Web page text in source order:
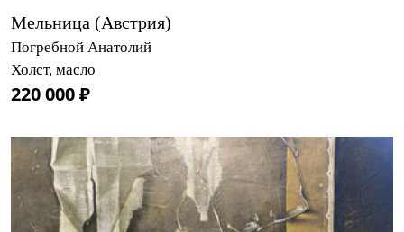
Мельница (Австрия)
Погребной Анатолий
Холст, масло
220 000 ₽